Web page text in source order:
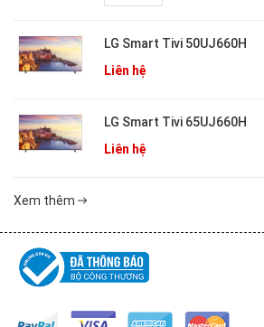
LG Smart Tivi 50UJ660H
Liên hệ
LG Smart Tivi 65UJ660H
Liên hệ
Xem thêm